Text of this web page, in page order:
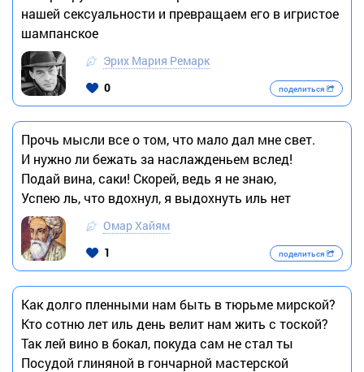
нашей сексуальности и превращаем его в игристое
шампанское
Эрих Мария Ремарк
0
поделиться
Прочь мысли все о том, что мало дал мне свет.
И нужно ли бежать за наслажденьем вслед!
Подай вина, саки! Скорей, ведь я не знаю,
Успею ль, что вдохнул, я выдохнуть иль нет
Омар Хайям
1
поделиться
Как долго пленными нам быть в тюрьме мирской?
Кто сотню лет иль день велит нам жить с тоской?
Так лей вино в бокал, покуда сам не стал ты
Посудой глиняной в гончарной мастерской